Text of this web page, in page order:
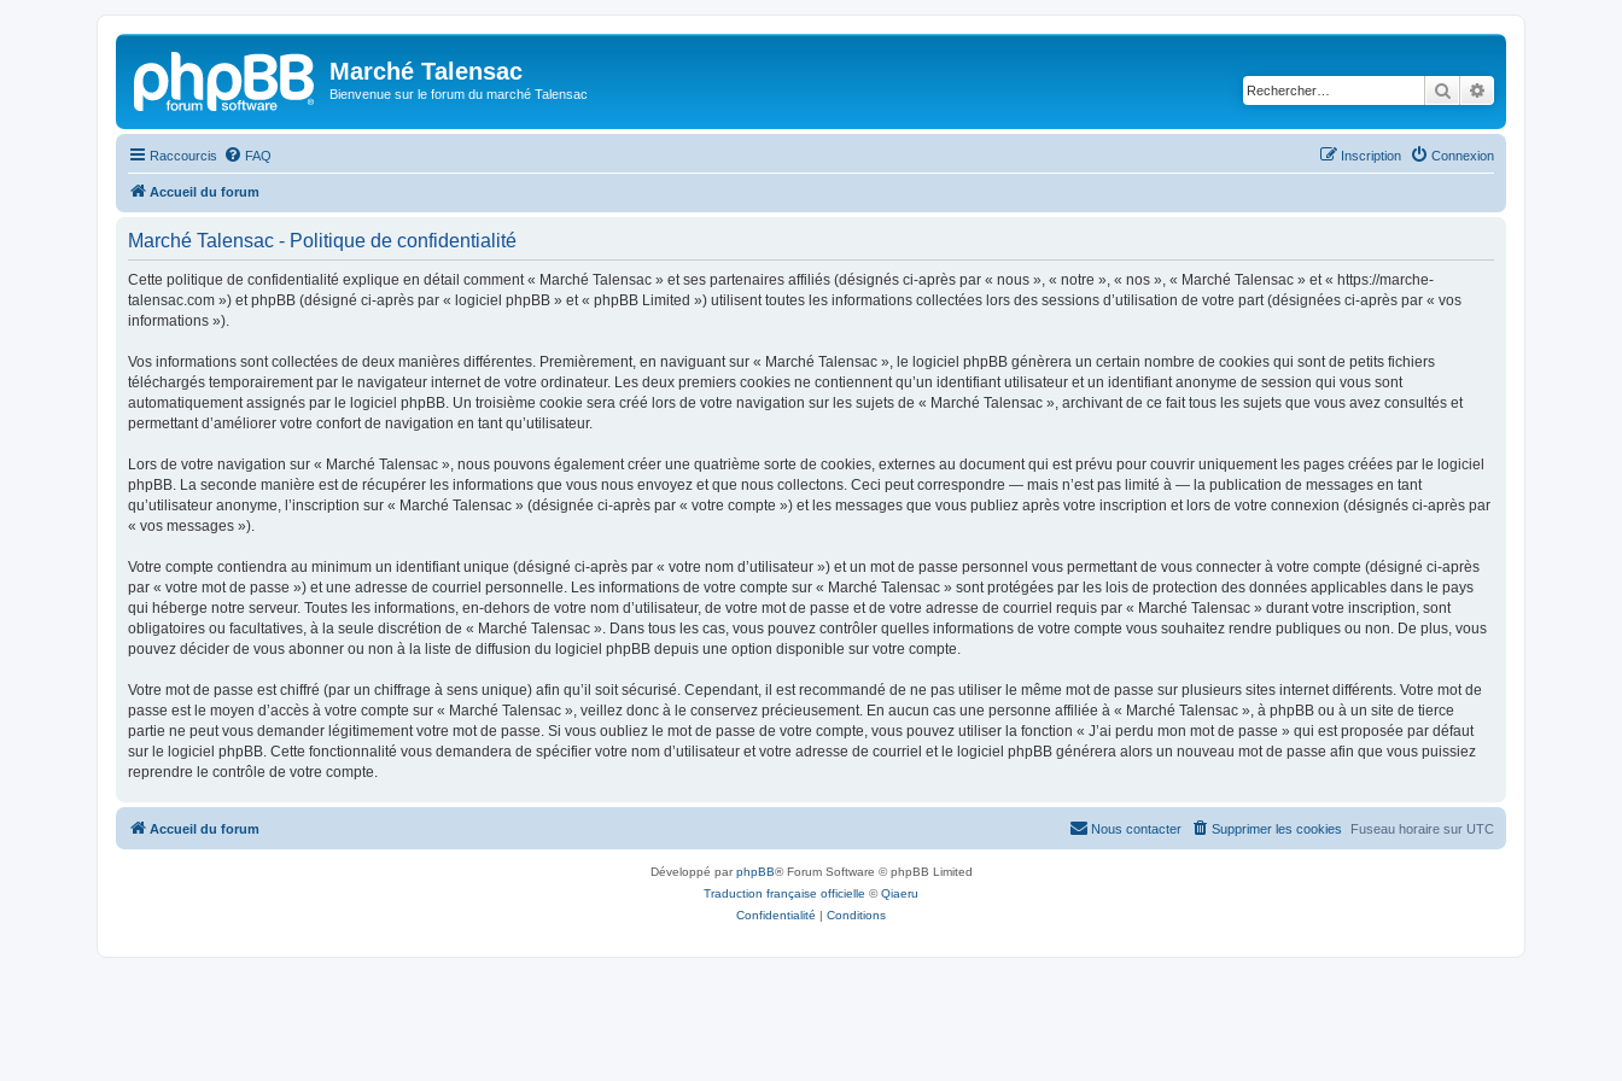
Marché Talensac
Bienvenue sur le forum du marché Talensac Rechercher
Raccourcis FAQ Connexion
Inscription
Accueil du forum
Marché Talensac - Politique de confidentialité
Cette politique de confidentialité explique en détail comment « Marché Talensac » et ses partenaires affiliés (désignés ci-après par « nous », « notre », « nos », « Marché Talensac » et « https://marche-
talensac.com ») et phpBB (désigné ci-après par « logiciel phpBB » et « phpBB Limited ») utilisent toutes les informations collectées lors des sessions d’utilisation de votre part (désignées ci-après par « vos
informations »).
Vos informations sont collectées de deux manières différentes. Premièrement, en naviguant sur « Marché Talensac », le logiciel phpBB génèrera un certain nombre de cookies qui sont de petits fichiers
téléchargés temporairement par le navigateur internet de votre ordinateur. Les deux premiers cookies ne contiennent qu’un identifiant utilisateur et un identifiant anonyme de session qui vous sont
automatiquement assignés par le logiciel phpBB. Un troisième cookie sera créé lors de votre navigation sur les sujets de « Marché Talensac », archivant de ce fait tous les sujets que vous avez consultés et
permettant d’améliorer votre confort de navigation en tant qu’utilisateur.
Lors de votre navigation sur « Marché Talensac », nous pouvons également créer une quatrième sorte de cookies, externes au document qui est prévu pour couvrir uniquement les pages créées par le logiciel
phpBB. La seconde manière est de récupérer les informations que vous nous envoyez et que nous collectons. Ceci peut correspondre — mais n’est pas limité à — la publication de messages en tant
qu’utilisateur anonyme, l’inscription sur « Marché Talensac » (désignée ci-après par « votre compte ») et les messages que vous publiez après votre inscription et lors de votre connexion (désignés ci-après par
« vos messages »).
Votre compte contiendra au minimum un identifiant unique (désigné ci-après par « votre nom d’utilisateur ») et un mot de passe personnel vous permettant de vous connecter à votre compte (désigné ci-après
par « votre mot de passe ») et une adresse de courriel personnelle. Les informations de votre compte sur « Marché Talensac » sont protégées par les lois de protection des données applicables dans le pays
qui héberge notre serveur. Toutes les informations, en-dehors de votre nom d’utilisateur, de votre mot de passe et de votre adresse de courriel requis par « Marché Talensac » durant votre inscription, sont
obligatoires ou facultatives, à la seule discrétion de « Marché Talensac ». Dans tous les cas, vous pouvez contrôler quelles informations de votre compte vous souhaitez rendre publiques ou non. De plus, vous
pouvez décider de vous abonner ou non à la liste de diffusion du logiciel phpBB depuis une option disponible sur votre compte.
Votre mot de passe est chiffré (par un chiffrage à sens unique) afin qu’il soit sécurisé. Cependant, il est recommandé de ne pas utiliser le même mot de passe sur plusieurs sites internet différents. Votre mot de
passe est le moyen d’accès à votre compte sur « Marché Talensac », veillez donc à le conservez précieusement. En aucun cas une personne affiliée à « Marché Talensac », à phpBB ou à un site de tierce
partie ne peut vous demander légitimement votre mot de passe. Si vous oubliez le mot de passe de votre compte, vous pouvez utiliser la fonction « J’ai perdu mon mot de passe » qui est proposée par défaut
sur le logiciel phpBB. Cette fonctionnalité vous demandera de spécifier votre nom d’utilisateur et votre adresse de courriel et le logiciel phpBB générera alors un nouveau mot de passe afin que vous puissiez
reprendre le contrôle de votre compte.
Accueil du forum Fuseau horaire sur UTC
Supprimer les cookies
Nous contacter
Développé parphpBB® Forum Software © phpBB Limited
Traduction française officielle ©Qiaeru
Confidentialité | Conditions